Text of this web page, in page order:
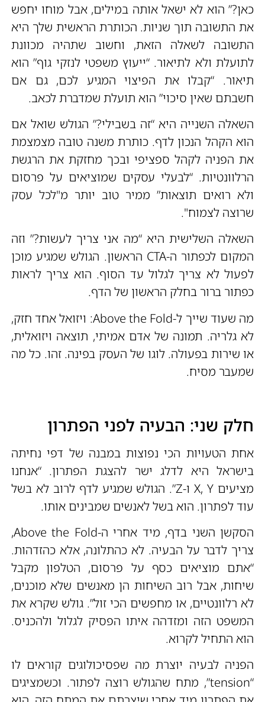
כאן?” הוא לא ישאל אותה במילים, אבל מוחו יחפש
את התשובה תוך שניות. הכותרת הראשית שלך היא
התשובה לשאלה הזאת, וחשוב שתהיה מכוונת
לתועלת ולא לתיאור. “ייעוץ משפטי לנזקי גוף” הוא
תיאור. “קבלו את הפיצוי המגיע לכם, גם אם
חשבתם שאין סיכוי” הוא תועלת שמדברת לכאב.
השאלה השנייה היא “זה בשבילי?” הגולש שואל אם
הוא הקהל הנכון לדף. כותרת משנה טובה מצמצמת
את הפניה לקהל ספציפי ובכך מחזקת את הרגשת
הרלוונטיות. “לבעלי עסקים שמוציאים על פרסום
ולא רואים תוצאות” ממיר טוב יותר מ"לכל עסק
שרוצה לצמוח".
השאלה השלישית היא “מה אני צריך לעשות?” וזה
המקום לכפתור ה-CTA הראשון. הגולש שמגיע מוכן
לפעול לא צריך לגלול עד הסוף. הוא צריך לראות
כפתור ברור בחלק הראשון של הדף.
מה שעוד שייך ל-Above the Fold: ויזואל אחד חזק,
לא גלריה. תמונה של אדם אמיתי, תוצאה ויזואלית,
או שירות בפעולה. לוגו של העסק בפינה. זהו. כל מה
שמעבר מסיח.
חלק שני: הבעיה לפני הפתרון
אחת הטעויות הכי נפוצות במבנה של דפי נחיתה
בישראל היא לדלג ישר להצגת הפתרון. “אנחנו
מציעים X, Y ו-Z”. הגולש שמגיע לדף לרוב לא בשל
עוד לפתרון. הוא בשל לאנשים שמבינים אותו.
הסקשן השני בדף, מיד אחרי ה-Above the Fold,
צריך לדבר על הבעיה. לא כהתלונה, אלא כהזדהות.
“אתם מוציאים כסף על פרסום, הטלפון מקבל
שיחות, אבל רוב השיחות הן מאנשים שלא מוכנים,
לא רלוונטיים, או מחפשים הכי זול”. גולש שקרא את
המשפט הזה ומזדהה איתו הפסיק לגלול ולהכניס.
הוא התחיל לקרוא.
הפניה לבעיה יוצרת מה שפסיכולוגים קוראים לו
“tension”, מתח שהגולש רוצה לפתור. וכשמציגים